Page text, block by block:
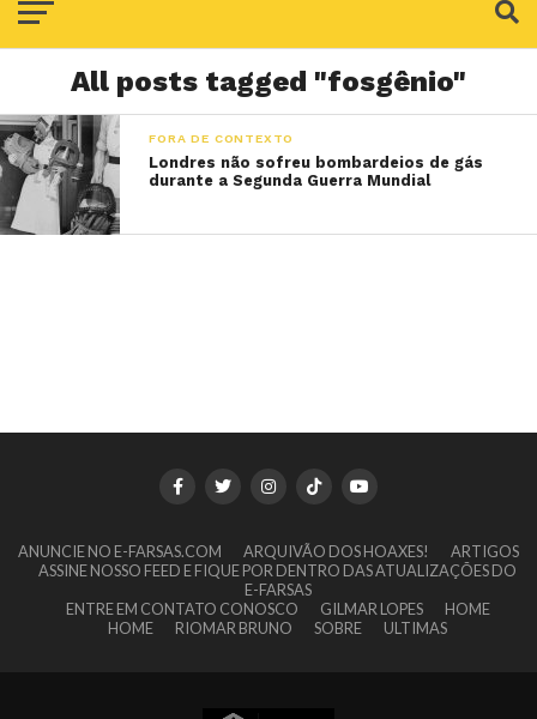
All posts tagged "fosgênio"
FORA DE CONTEXTO
Londres não sofreu bombardeios de gás
durante a Segunda Guerra Mundial
ANUNCIE NO E-FARSAS.COM ARQUIVÃO DOS HOAXES!
ARTIGOS
ASSINE NOSSO FEED E FIQUE POR DENTRO DAS ATUALIZAÇÕES DO
E-FARSAS
ENTRE EM CONTATO CONOSCO
GILMAR LOPES
HOME
HOME
RIOMAR BRUNO SOBRE ULTIMAS